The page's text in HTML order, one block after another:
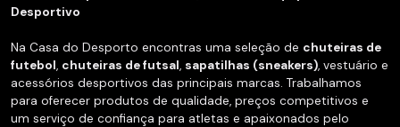
Desportivo
Na Casa do Desporto encontras uma seleção de chuteiras de
futebol, chuteiras de futsal, sapatilhas (sneakers), vestuário e
acessórios desportivos das principais marcas. Trabalhamos
para oferecer produtos de qualidade, preços competitivos e
um serviço de confiança para atletas e apaixonados pelo